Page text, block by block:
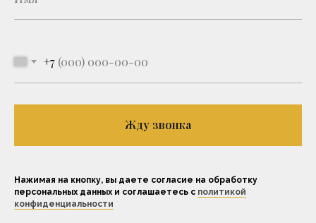
+7
Жду звонка
Нажимая на кнопку, вы даете согласие на обработку
персональных данных и соглашаетесь c политикой
конфиденциальности